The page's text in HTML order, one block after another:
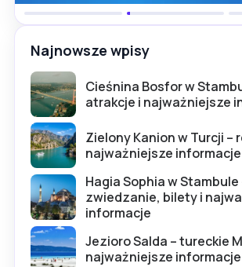
Najnowsze wpisy
Cieśnina Bosfor w
atrakcje i najważniejsze
Zielony Kanion w Turcji –
najważniejsze informacje
Hagia Sophia w Stambule
zwiedzanie, bilety i
informacje
Jezioro Salda – tureckie
najważniejsze informacje